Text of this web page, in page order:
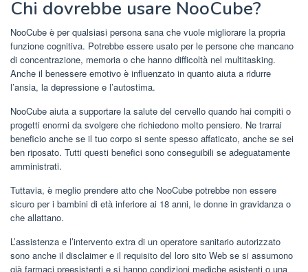
Chi dovrebbe usare NooCube?
NooCube è per qualsiasi persona sana che vuole migliorare la propria
funzione cognitiva. Potrebbe essere usato per le persone che mancano
di concentrazione, memoria o che hanno difficoltà nel multitasking.
Anche il benessere emotivo è influenzato in quanto aiuta a ridurre
l’ansia, la depressione e l’autostima.
NooCube aiuta a supportare la salute del cervello quando hai compiti o
progetti enormi da svolgere che richiedono molto pensiero. Ne trarrai
beneficio anche se il tuo corpo si sente spesso affaticato, anche se sei
ben riposato. Tutti questi benefici sono conseguibili se adeguatamente
amministrati.
Tuttavia, è meglio prendere atto che NooCube potrebbe non essere
sicuro per i bambini di età inferiore ai 18 anni, le donne in gravidanza o
che allattano.
L’assistenza e l’intervento extra di un operatore sanitario autorizzato
sono anche il disclaimer e il requisito del loro sito Web se si assumono
già farmaci preesistenti e si hanno condizioni mediche esistenti o una